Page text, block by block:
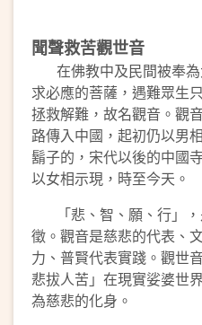
聞聲救苦觀世音
在佛教中及民間被奉為
求必應的菩薩，遇難眾生
拯救解難，故名觀音。觀
路傳入中國，起初仍以男
鬍子的，宋代以後的中國
以女相示現，時至今天。
「悲、智、願、行」，
徵。觀音是慈悲的代表、
力、普賢代表實踐。觀世
悲拔人苦」在現實娑婆世
為慈悲的化身。